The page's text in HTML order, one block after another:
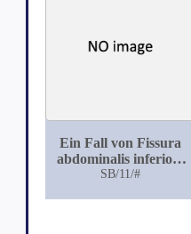
Ein Fall von Fissura
abdominalis inferior:
Beitrag zur Casuistik
SB/11/#